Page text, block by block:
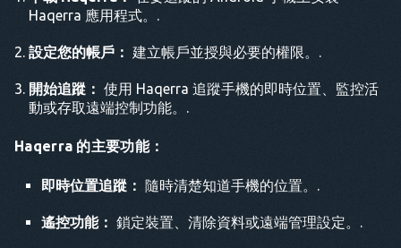
Haqerra 應用程式。.
設定您的帳戶： 建立帳戶並授與必要的權限。.
開始追蹤： 使用 Haqerra 追蹤手機的即時位置、監控活
動或存取遠端控制功能。.
Haqerra 的主要功能：
即時位置追蹤： 隨時清楚知道手機的位置。.
遙控功能： 鎖定裝置、清除資料或遠端管理設定。.